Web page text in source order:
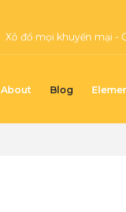
Xô đổ mọi khuyến mại -
About Blog